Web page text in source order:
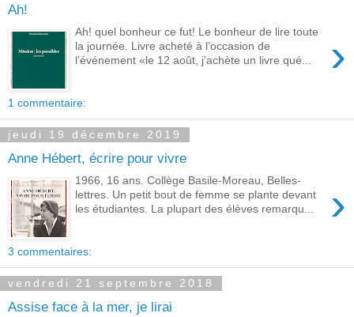
Ah!
›
Ah! quel bonheur ce fut! Le bonheur de lire toute
la journée. Livre acheté à l’occasion de
l’événement «le 12 août, j’achète un livre qué...
1 commentaire:
jeudi 19 décembre 2019
Anne Hébert, écrire pour vivre
›
1966, 16 ans. Collège Basile-Moreau, Belles-
lettres. Un petit bout de femme se plante devant
les étudiantes. La plupart des élèves remarqu...
3 commentaires:
vendredi 21 septembre 2018
Assise face à la mer, je lirai